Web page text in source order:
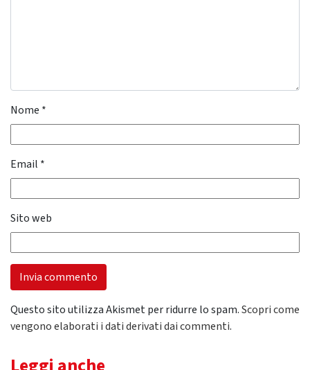
Nome *
Email *
Sito web
Questo sito utilizza Akismet per ridurre lo spam.Scopri come
vengono elaborati i dati derivati dai commenti.